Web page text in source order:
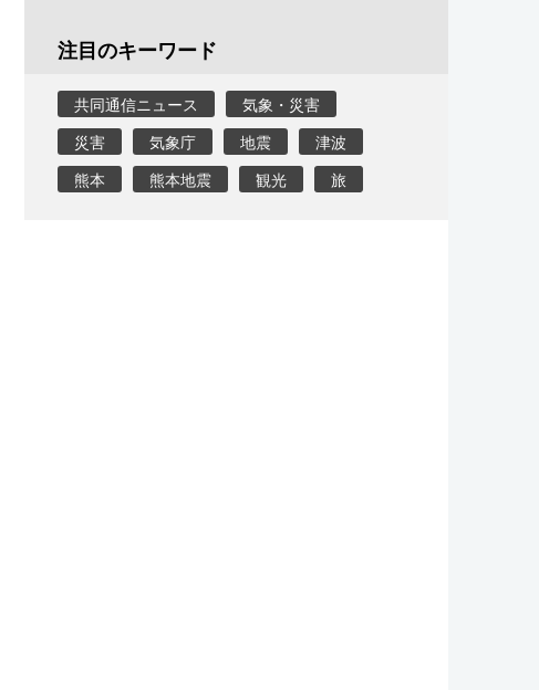
注目のキーワード
共同通信ニュース
気象・災害
災害
気象庁 地震
津波
熊本
熊本地震 観光 旅